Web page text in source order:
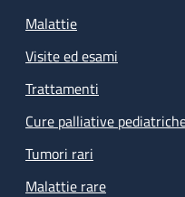
Malattie
Visite ed esami
Trattamenti
Cure palliative
Tumori rari
Malattie rare